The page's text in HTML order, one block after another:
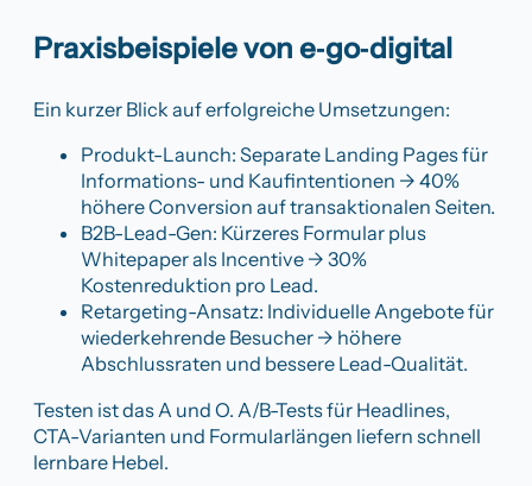
Praxisbeispiele von e‑go‑digital
Ein kurzer Blick auf erfolgreiche Umsetzungen:
Produkt-Launch: Separate Landing Pages für
Informations- und Kaufintentionen → 40%
höhere Conversion auf transaktionalen Seiten.
B2B-Lead-Gen: Kürzeres Formular plus
Whitepaper als Incentive → 30%
Kostenreduktion pro Lead.
Retargeting-Ansatz: Individuelle Angebote für
wiederkehrende Besucher → höhere
Abschlussraten und bessere Lead-Qualität.
Testen ist das A und O. A/B-Tests für Headlines,
CTA-Varianten und Formularlängen liefern schnell
lernbare Hebel.